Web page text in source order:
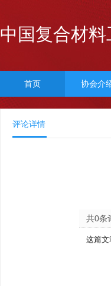
中国复合材
首页 协会介
评论详情
共0条
这篇文